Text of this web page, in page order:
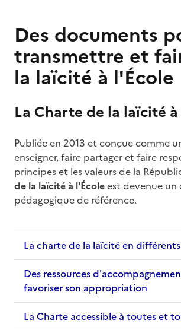
Des documents
transmettre et
la laïcité à l'École
La Charte de la laïcité
Publiée en 2013 et conçue comme
enseigner, faire partager et faire
principes et les valeurs de la
de la laïcité à l'Écoleest devenue un
pédagogique de référence.
La charte de la laïcité en
Des ressources
favoriser son appropriation
La Charte accessible à toutes et